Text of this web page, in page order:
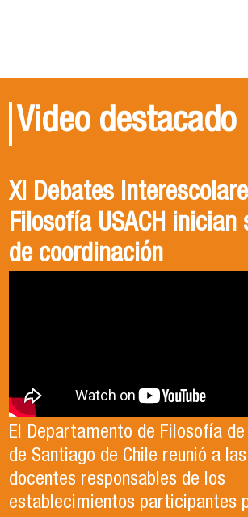
Video destacado
XI Debates
Filosofía USACH inician
de coordinación
El Departamento de Filosofía
de Santiago de Chile reunió a
docentes responsables de los
establecimientos participantes